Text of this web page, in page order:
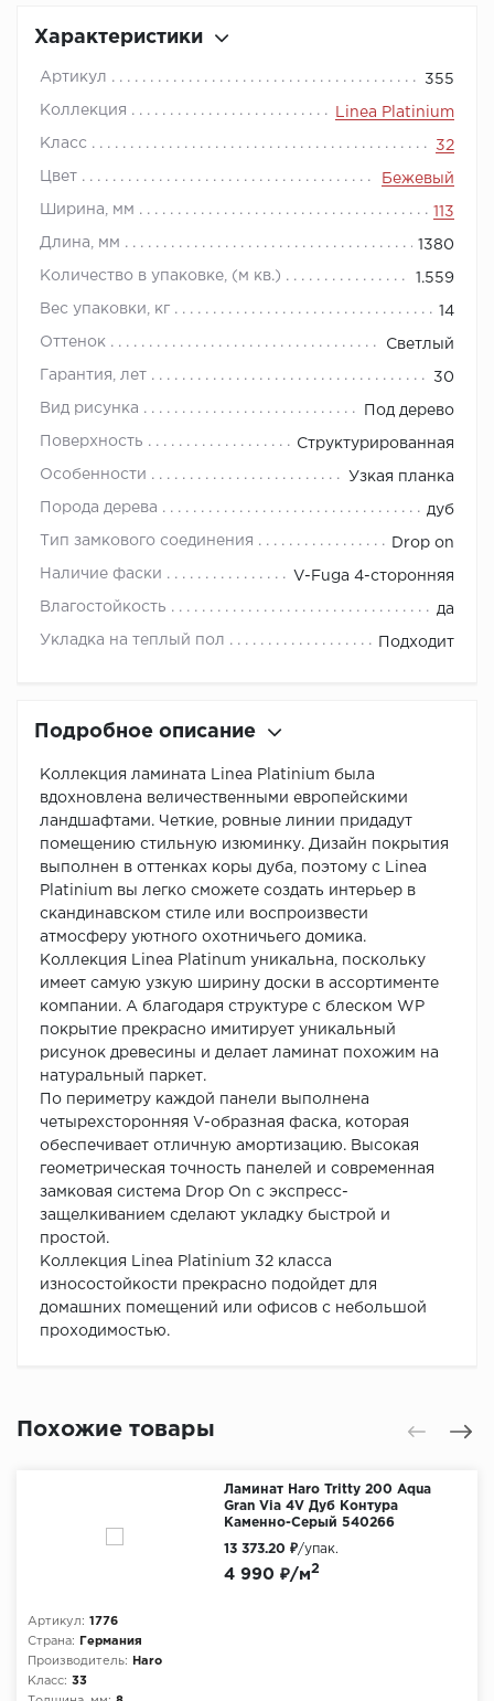
Характеристики
Артикул 355
Коллекция Linea Platinium
Класс 32
Цвет Бежевый
Ширина, мм 113
Длина, мм 1380
Количество в упаковке, (м кв.) 1.559
Вес упаковки, кг 14
Оттенок Светлый
Гарантия, лет 30
Вид рисунка Под дерево
Поверхность Структурированная
Особенности Узкая планка
Порода дерева дуб
Тип замкового соединения Drop on
Наличие фаски V-Fuga 4-сторонняя
Влагостойкость да
Укладка на теплый пол Подходит
Подробное описание
Коллекция ламината Linea Platinium была
вдохновлена величественными европейскими
ландшафтами. Четкие, ровные линии придадут
помещению стильную изюминку. Дизайн покрытия
выполнен в оттенках коры дуба, поэтому с Linea
Platinium вы легко сможете создать интерьер в
скандинавском стиле или воспроизвести
атмосферу уютного охотничьего домика.
Коллекция Linea Platinum уникальна, поскольку
имеет самую узкую ширину доски в ассортименте
компании. А благодаря структуре с блеском WP
покрытие прекрасно имитирует уникальный
рисунок древесины и делает ламинат похожим на
натуральный паркет.
По периметру каждой панели выполнена
четырехсторонняя V-образная фаска, которая
обеспечивает отличную амортизацию. Высокая
геометрическая точность панелей и современная
замковая система Drop On с экспресс-
защелкиванием сделают укладку быстрой и
простой.
Коллекция Linea Platinium 32 класса
износостойкости прекрасно подойдет для
домашних помещений или офисов с небольшой
проходимостью.
Похожие товары
Ламинат Haro Tritty 200 Aqua
Gran Via 4V Дуб Контура
Каменно-Серый 540266
Артикул: 1776
Страна:
Германия
Производитель:
Haro
Класс: 33
4 990 ₽/м2
13 373.20 ₽/упак.